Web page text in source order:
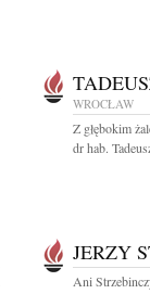
WROCŁAW
Z głębokim
dr hab.
JERZY
Ani